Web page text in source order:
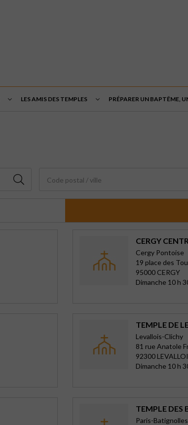
LES AMIS DES TEMPLES PRÉPARER UN BAPTÊME,
Code postal / ville
CERGY
Cergy Pontoise
19 place des
95000 CERGY
Dimanche 10 h
TEMPLE DE
Levallois-Clichy
81 rue Anatole
92300
Dimanche 10 h
TEMPLE DES
Paris-Batignolles